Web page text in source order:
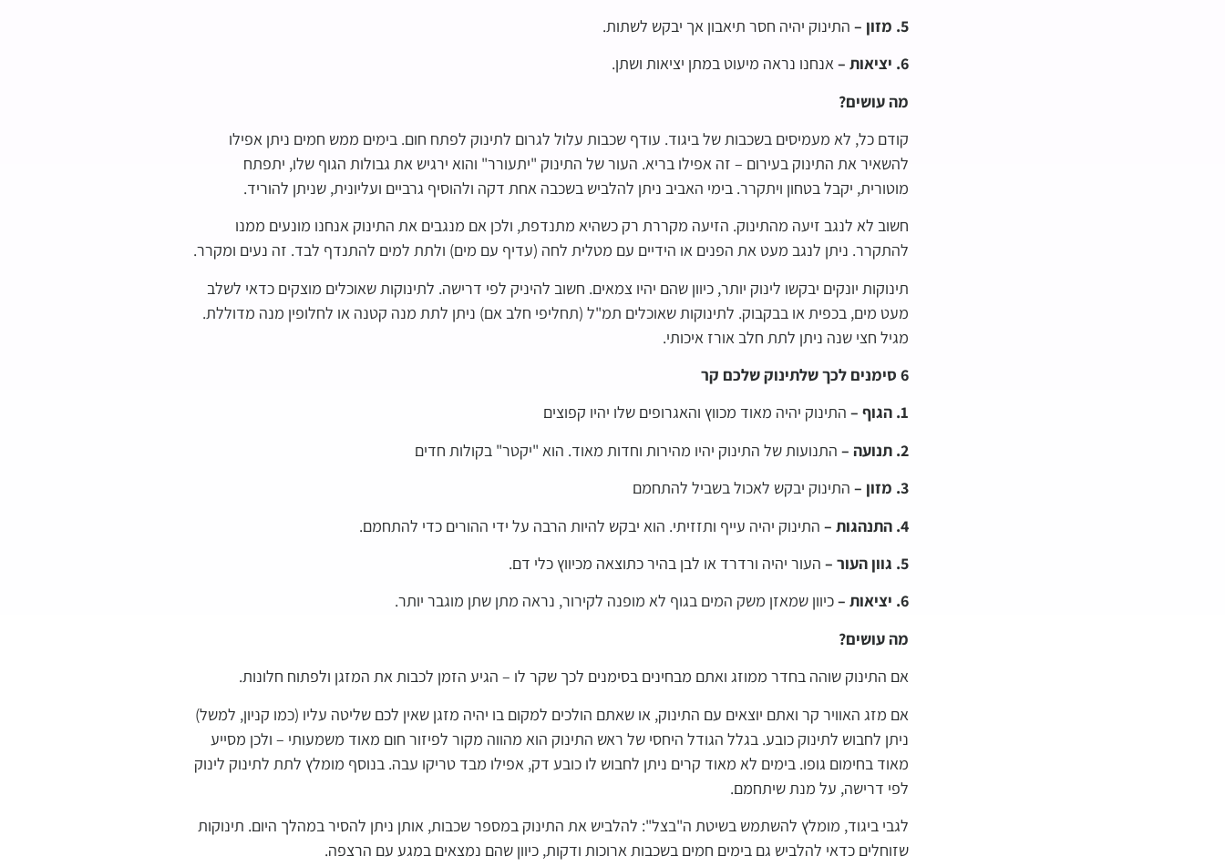
5. מזון –
התינוק יהיה חסר תיאבון אך יבקש לשתות.
6. יציאות –
אנחנו נראה מיעוט במתן יציאות ושתן.
מה עושים?
קודם כל, לא מעמיסים בשכבות של ביגוד. עודף שכבות עלול לגרום לתינוק לפתח חום. בימים ממש חמים ניתן אפילו
להשאיר את התינוק בעירום – זה אפילו בריא. העור של התינוק "יתעורר" והוא ירגיש את גבולות הגוף שלו, יתפתח
מוטורית, יקבל בטחון ויתקרר. בימי האביב ניתן להלביש בשכבה אחת דקה ולהוסיף גרביים ועליונית, שניתן להוריד.
חשוב לא לנגב זיעה מהתינוק. הזיעה מקררת רק כשהיא מתנדפת, ולכן אם מנגבים את התינוק אנחנו מונעים ממנו
להתקרר. ניתן לנגב מעט את הפנים או הידיים עם מטלית לחה (עדיף עם מים) ולתת למים להתנדף לבד. זה נעים ומקרר.
תינוקות יונקים יבקשו לינוק יותר, כיוון שהם יהיו צמאים. חשוב להיניק לפי דרישה. לתינוקות שאוכלים מוצקים כדאי לשלב
מעט מים, בכפית או בבקבוק. לתינוקות שאוכלים תמ"ל (תחליפי חלב אם) ניתן לתת מנה קטנה או לחלופין מנה מדוללת.
מגיל חצי שנה ניתן לתת חלב אורז איכותי.
6 סימנים לכך שלתינוק שלכם קר
1. הגוף –
התינוק יהיה מאוד מכווץ והאגרופים שלו יהיו קפוצים
2. תנועה –
התנועות של התינוק יהיו מהירות וחדות מאוד. הוא "יקטר" בקולות חדים
3. מזון –
התינוק יבקש לאכול בשביל להתחמם
4. התנהגות –
התינוק יהיה עייף ותזזיתי. הוא יבקש להיות הרבה על ידי ההורים כדי להתחמם.
5. גוון העור –
העור יהיה ורדרד או לבן בהיר כתוצאה מכיווץ כלי דם.
6. יציאות –
כיוון שמאזן משק המים בגוף לא מופנה לקירור, נראה מתן שתן מוגבר יותר.
מה עושים?
אם התינוק שוהה בחדר ממוזג ואתם מבחינים בסימנים לכך שקר לו – הגיע הזמן לכבות את המזגן ולפתוח חלונות.
אם מזג האוויר קר ואתם יוצאים עם התינוק, או שאתם הולכים למקום בו יהיה מזגן שאין לכם שליטה עליו (כמו קניון, למשל)
ניתן לחבוש לתינוק כובע. בגלל הגודל היחסי של ראש התינוק הוא מהווה מקור לפיזור חום מאוד משמעותי – ולכן מסייע
מאוד בחימום גופו. בימים לא מאוד קרים ניתן לחבוש לו כובע דק, אפילו מבד טריקו עבה. בנוסף מומלץ לתת לתינוק לינוק
לפי דרישה, על מנת שיתחמם.
לגבי ביגוד, מומלץ להשתמש בשיטת ה"בצל": להלביש את התינוק במספר שכבות, אותן ניתן להסיר במהלך היום. תינוקות
שזוחלים כדאי להלביש גם בימים חמים בשכבות ארוכות ודקות, כיוון שהם נמצאים במגע עם הרצפה.